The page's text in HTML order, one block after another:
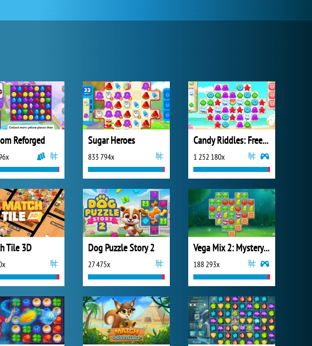
Reforged Sugar Heroes
833 794x
Candy Riddles: Free Match 3 Puzzle
1 252 180x
Tile 3D Dog Puzzle Story 2
27 475x
Vega Mix 2: Mystery of Island
188 293x